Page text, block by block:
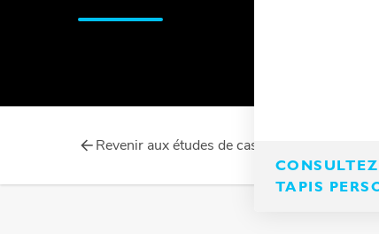
TAPIS
Revenir aux études de cas